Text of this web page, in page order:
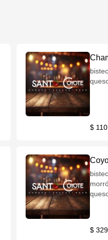
$ 110
$ 329